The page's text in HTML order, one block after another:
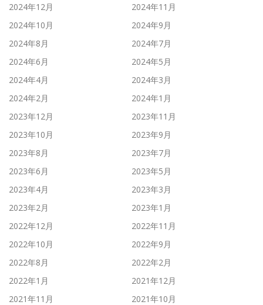
2024年12月
2024年11月
2024年10月
2024年9月
2024年8月
2024年7月
2024年6月
2024年5月
2024年4月
2024年3月
2024年2月
2024年1月
2023年12月
2023年11月
2023年10月
2023年9月
2023年8月
2023年7月
2023年6月
2023年5月
2023年4月
2023年3月
2023年2月
2023年1月
2022年12月
2022年11月
2022年10月
2022年9月
2022年8月
2022年2月
2022年1月
2021年12月
2021年11月
2021年10月